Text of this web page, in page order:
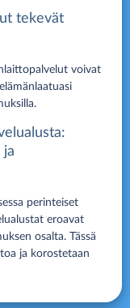
tekevät
voivat
ja
perinteiset
eroavat
osalta. Tässä
ja korostetaan